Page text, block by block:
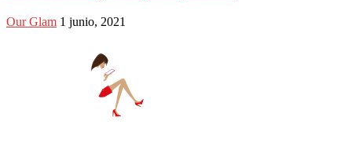
Our Glam 1 junio, 2021